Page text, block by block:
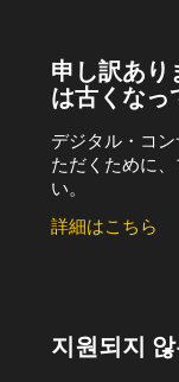
申し訳あり
は古くなっ
デジタル・コ
ただくために
い。
詳細はこちら
지원되지